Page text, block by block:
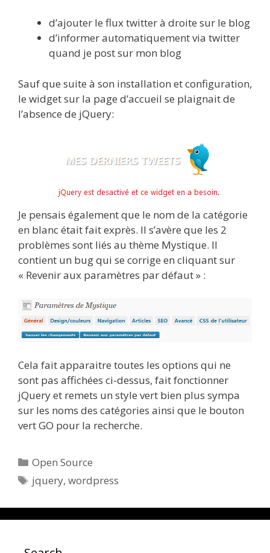
d’ajouter le flux twitter à droite sur le blog
d’informer automatiquement via twitter
quand je post sur mon blog
Sauf que suite à son installation et configuration,
le widget sur la page d’accueil se plaignait de
l’absence de jQuery:
Je pensais également que le nom de la catégorie
en blanc était fait exprès. Il s’avère que les 2
problèmes sont liés au thème Mystique. Il
contient un bug qui se corrige en cliquant sur
« Revenir aux paramètres par défaut » :
Cela fait apparaitre toutes les options qui ne
sont pas affichées ci-dessus, fait fonctionner
jQuery et remets un style vert bien plus sympa
sur les noms des catégories ainsi que le bouton
vert GO pour la recherche.
Catégories
Open Source
Étiquettes
jquery,wordpress